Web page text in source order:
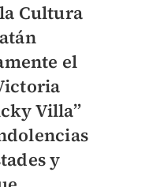
Cultura
el
Villa”
y